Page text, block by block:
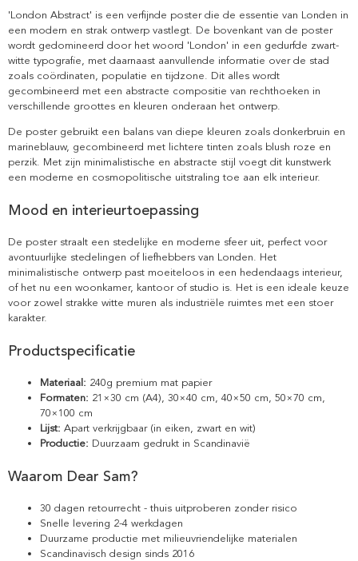
'London Abstract' is een verfijnde poster die de essentie van Londen in
een modern en strak ontwerp vastlegt. De bovenkant van de poster
wordt gedomineerd door het woord 'London' in een gedurfde zwart-
witte typografie, met daarnaast aanvullende informatie over de stad
zoals coördinaten, populatie en tijdzone. Dit alles wordt
gecombineerd met een abstracte compositie van rechthoeken in
verschillende groottes en kleuren onderaan het ontwerp.
De poster gebruikt een balans van diepe kleuren zoals donkerbruin en
marineblauw, gecombineerd met lichtere tinten zoals blush roze en
perzik. Met zijn minimalistische en abstracte stijl voegt dit kunstwerk
een moderne en cosmopolitische uitstraling toe aan elk interieur.
Mood en interieurtoepassing
De poster straalt een stedelijke en moderne sfeer uit, perfect voor
avontuurlijke stedelingen of liefhebbers van Londen. Het
minimalistische ontwerp past moeiteloos in een hedendaags interieur,
of het nu een woonkamer, kantoor of studio is. Het is een ideale keuze
voor zowel strakke witte muren als industriële ruimtes met een stoer
karakter.
Productspecificatie
Materiaal: 240g premium mat papier
Formaten: 21×30 cm (A4), 30×40 cm, 40×50 cm, 50×70 cm,
70×100 cm
Lijst: Apart verkrijgbaar (in eiken, zwart en wit)
Productie: Duurzaam gedrukt in Scandinavië
Waarom Dear Sam?
30 dagen retourrecht - thuis uitproberen zonder risico
Snelle levering 2-4 werkdagen
Duurzame productie met milieuvriendelijke materialen
Scandinavisch design sinds 2016